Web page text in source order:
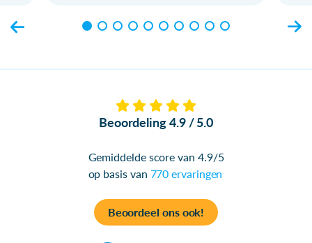
Beoordeling 4.9 / 5.0
Gemiddelde score van 4.9/5
op basis van 770 ervaringen
Beoordeel ons ook!